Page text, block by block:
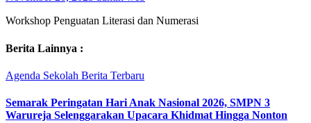
Workshop Penguatan Literasi dan Numerasi
Berita Lainnya :
Agenda Sekolah Berita Terbaru
Semarak Peringatan Hari Anak Nasional 2026, SMPN 3
Warureja Selenggarakan Upacara Khidmat Hingga Nonton